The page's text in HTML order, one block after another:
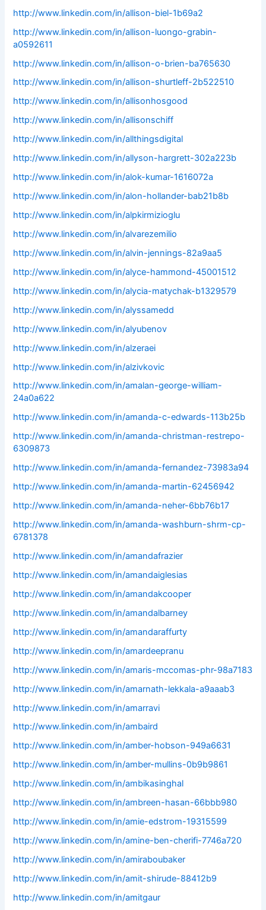
http://www.linkedin.com/in/allison-biel-1b69a2
http://www.linkedin.com/in/allison-luongo-grabin-
a0592611
http://www.linkedin.com/in/allison-o-brien-ba765630
http://www.linkedin.com/in/allison-shurtleff-2b522510
http://www.linkedin.com/in/allisonhosgood
http://www.linkedin.com/in/allisonschiff
http://www.linkedin.com/in/allthingsdigital
http://www.linkedin.com/in/allyson-hargrett-302a223b
http://www.linkedin.com/in/alok-kumar-1616072a
http://www.linkedin.com/in/alon-hollander-bab21b8b
http://www.linkedin.com/in/alpkirmizioglu
http://www.linkedin.com/in/alvarezemilio
http://www.linkedin.com/in/alvin-jennings-82a9aa5
http://www.linkedin.com/in/alyce-hammond-45001512
http://www.linkedin.com/in/alycia-matychak-b1329579
http://www.linkedin.com/in/alyssamedd
http://www.linkedin.com/in/alyubenov
http://www.linkedin.com/in/alzeraei
http://www.linkedin.com/in/alzivkovic
http://www.linkedin.com/in/amalan-george-william-
24a0a622
http://www.linkedin.com/in/amanda-c-edwards-113b25b
http://www.linkedin.com/in/amanda-christman-restrepo-
6309873
http://www.linkedin.com/in/amanda-fernandez-73983a94
http://www.linkedin.com/in/amanda-martin-62456942
http://www.linkedin.com/in/amanda-neher-6bb76b17
http://www.linkedin.com/in/amanda-washburn-shrm-cp-
6781378
http://www.linkedin.com/in/amandafrazier
http://www.linkedin.com/in/amandaiglesias
http://www.linkedin.com/in/amandakcooper
http://www.linkedin.com/in/amandalbarney
http://www.linkedin.com/in/amandaraffurty
http://www.linkedin.com/in/amardeepranu
http://www.linkedin.com/in/amaris-mccomas-phr-98a7183
http://www.linkedin.com/in/amarnath-lekkala-a9aaab3
http://www.linkedin.com/in/amarravi
http://www.linkedin.com/in/ambaird
http://www.linkedin.com/in/amber-hobson-949a6631
http://www.linkedin.com/in/amber-mullins-0b9b9861
http://www.linkedin.com/in/ambikasinghal
http://www.linkedin.com/in/ambreen-hasan-66bbb980
http://www.linkedin.com/in/amie-edstrom-19315599
http://www.linkedin.com/in/amine-ben-cherifi-7746a720
http://www.linkedin.com/in/amiraboubaker
http://www.linkedin.com/in/amit-shirude-88412b9
http://www.linkedin.com/in/amitgaur